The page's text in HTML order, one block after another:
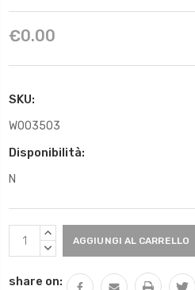
€0.00
SKU:
W003503
Disponibilità:
N
Scorta
Attuale:
AUMENTARE
QUANTITÀ:
DIMINUIRE
share on: